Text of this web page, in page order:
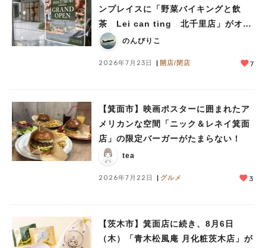
ンプレイスに「野菜バイキングと飲
茶 Lei can ting 北千里店」がオー
プン予定！
のんびりこ
2026年7月23日 開店/閉店 7
【箕面市】映画ポスターに囲まれたア
メリカンな空間「ニック＆レネイ箕面
店」の限定バーガーがたまらない！
tea
2026年7月22日 グルメ 3
【茨木市】箕面店に続き、8月6日
（木）「青木松風庵 月化粧茨木店」が